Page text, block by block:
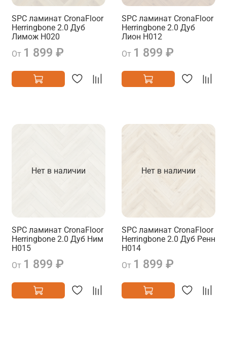
SPC ламинат CronaFloor
Herringbone 2.0 Дуб
Лимож H020
От 1 899 ₽
SPC ламинат CronaFloor
Herringbone 2.0 Дуб
Лион H012
От 1 899 ₽
Нет в наличии
SPC ламинат CronaFloor
Herringbone 2.0 Дуб Ним
H015
От 1 899 ₽
Нет в наличии
SPC ламинат CronaFloor
Herringbone 2.0 Дуб Ренн
H014
От 1 899 ₽